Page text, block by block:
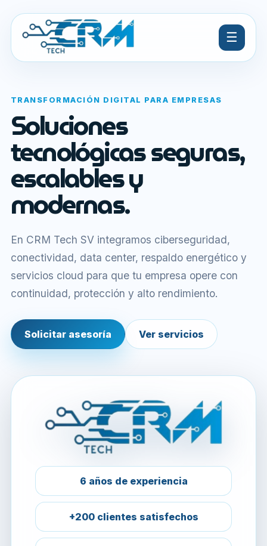
☰
TRANSFORMACIÓN DIGITAL PARA EMPRESAS
Soluciones
tecnológicas seguras,
escalables y
modernas.
En CRM Tech SV integramos ciberseguridad,
conectividad, data center, respaldo energético y
servicios cloud para que tu empresa opere con
continuidad, protección y alto rendimiento.
Solicitar asesoría Ver servicios
6 años de experiencia
+200 clientes satisfechos